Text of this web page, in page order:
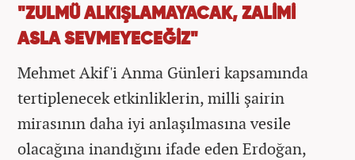
"ZULMÜ ALKIŞLAMAYACAK, ZALİMİ
ASLA SEVMEYECEĞİZ"
Mehmet Akif'i Anma Günleri kapsamında
tertiplenecek etkinliklerin, milli şairin
mirasının daha iyi anlaşılmasına vesile
olacağına inandığını ifade eden Erdoğan,